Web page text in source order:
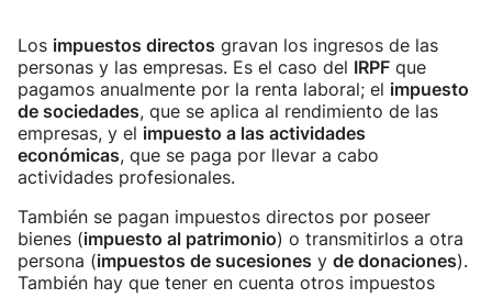
Los impuestos directos gravan los ingresos de las
personas y las empresas. Es el caso del IRPF que
pagamos anualmente por la renta laboral; el impuesto
de sociedades, que se aplica al rendimiento de las
empresas, y el impuesto a las actividades
económicas, que se paga por llevar a cabo
actividades profesionales.
También se pagan impuestos directos por poseer
bienes (impuesto al patrimonio) o transmitirlos a otra
persona (impuestos de sucesiones y de donaciones).
También hay que tener en cuenta otros impuestos